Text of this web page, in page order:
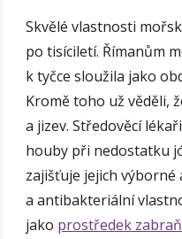
Skvělé vlastnosti
po tisíciletí. Římanům
k tyčce sloužila jako
Kromě toho už věděli,
a jizev. Středověcí
houby při nedostatku
zajišťuje jejich
a antibakteriální
jako prostředek